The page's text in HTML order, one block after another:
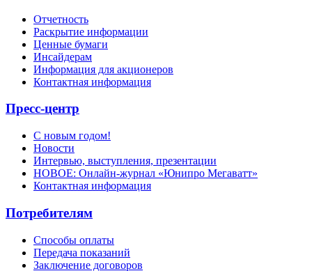
Отчетность
Раскрытие информации
Ценные бумаги
Инсайдерам
Информация для акционеров
Контактная информация
Пресс-центр
С новым годом!
Новости
Интервью, выступления, презентации
НОВОЕ: Онлайн-журнал «Юнипро Мегаватт»
Контактная информация
Потребителям
Способы оплаты
Передача показаний
Заключение договоров